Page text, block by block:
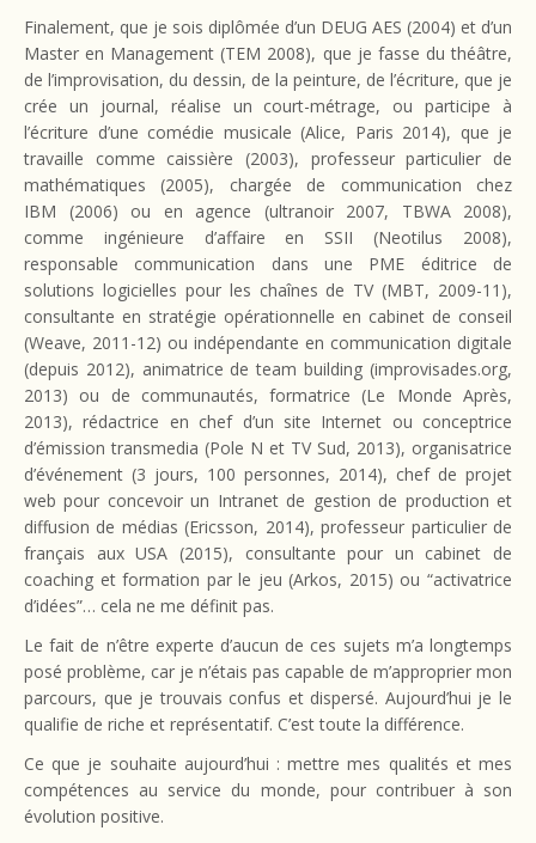
Finalement, que je sois diplômée d’un DEUG AES (2004) et d’un
Master en Management (TEM 2008), que je fasse du théâtre,
de l’improvisation, du dessin, de la peinture, de l’écriture, que je
crée un journal, réalise un court-métrage, ou participe à
l’écriture d’une comédie musicale (Alice, Paris 2014), que je
travaille comme caissière (2003), professeur particulier de
mathématiques (2005), chargée de communication chez
IBM (2006) ou en agence (ultranoir 2007, TBWA 2008),
comme ingénieure d’affaire en SSII (Neotilus 2008),
responsable communication dans une PME éditrice de
solutions logicielles pour les chaînes de TV (MBT, 2009-11),
consultante en stratégie opérationnelle en cabinet de conseil
(Weave, 2011-12) ou indépendante en communication digitale
(depuis 2012), animatrice de team building (improvisades.org,
2013) ou de communautés, formatrice (Le Monde Après,
2013), rédactrice en chef d’un site Internet ou conceptrice
d’émission transmedia (Pole N et TV Sud, 2013), organisatrice
d’événement (3 jours, 100 personnes, 2014), chef de projet
web pour concevoir un Intranet de gestion de production et
diffusion de médias (Ericsson, 2014), professeur particulier de
français aux USA (2015), consultante pour un cabinet de
coaching et formation par le jeu (Arkos, 2015) ou “activatrice
d’idées”… cela ne me définit pas.
Le fait de n’être experte d’aucun de ces sujets m’a longtemps
posé problème, car je n’étais pas capable de m’approprier mon
parcours, que je trouvais confus et dispersé. Aujourd’hui je le
qualifie de riche et représentatif. C’est toute la différence.
Ce que je souhaite aujourd’hui : mettre mes qualités et mes
compétences au service du monde, pour contribuer à son
évolution positive.